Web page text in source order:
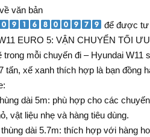
để được tư
EURO 5: VẬN CHUYỂN TỐI
mỗi chuyến đi – Hyundai
tấn, xế xanh thích hợp là bạn đồng
dài 5m: phù hợp cho các
vật liệu nhẹ và hàng tiêu dùng.
thùng dài 5.7m: thích hợp với hàng